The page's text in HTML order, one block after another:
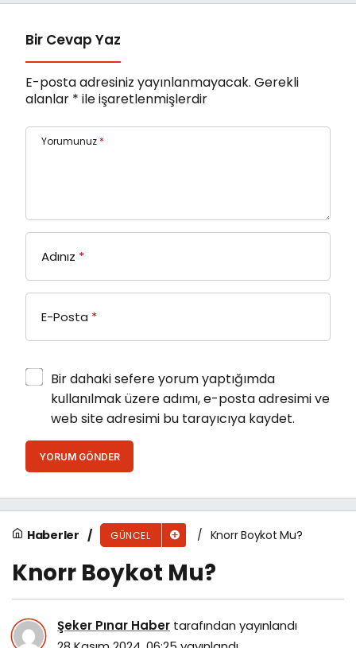
Bir Cevap Yaz
E-posta adresiniz yayınlanmayacak. Gerekli
alanlar * ile işaretlenmişlerdir
Yorumunuz *
Adınız *
E-Posta *
Bir dahaki sefere yorum yaptığımda
kullanılmak üzere adımı, e-posta adresimi ve
web site adresimi bu tarayıcıya kaydet.
YORUM GÖNDER
Haberler GÜNCEL Knorr Boykot Mu?
Knorr Boykot Mu?
Şeker Pınar Haber tarafından yayınlandı